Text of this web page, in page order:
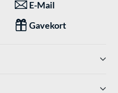
E-Mail
Gavekort